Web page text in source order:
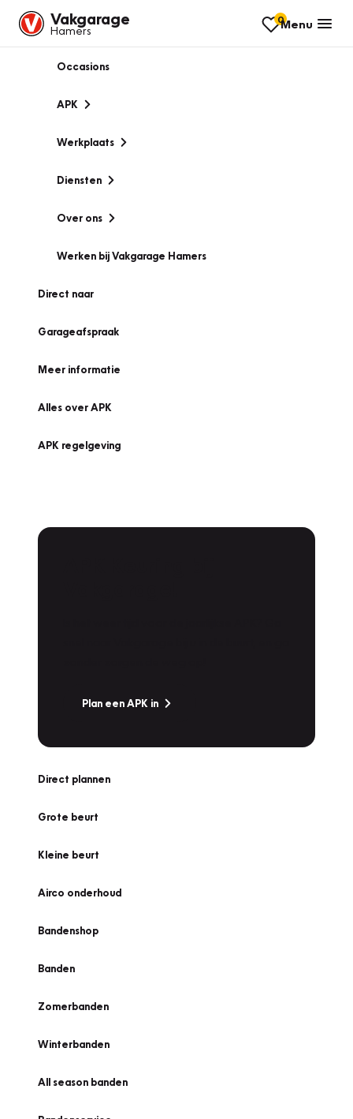
Vakgarage
Hamers
0Menu
Occasions
APK
Werkplaats
Diensten
Over ons
Werken bij Vakgarage Hamers
Direct naar
Garageafspraak
Meer informatie
Alles over APK
APK regelgeving
Plan een APK in
Direct plannen
Grote beurt
Kleine beurt
Airco onderhoud
Bandenshop
Banden
Zomerbanden
Winterbanden
All season banden